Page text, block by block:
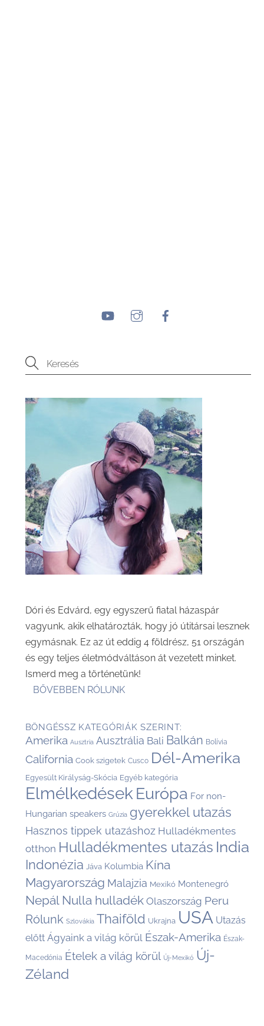
YouTubeInstagram
Dóri és Edvárd, egy egyszerű fiatal házaspár
vagyunk, akik elhatározták, hogy jó útitársai lesznek
egymásnak. Ez az út eddig 4 földrész, 51 országán
és egy teljes életmódváltáson át vezetett minket.
Ismerd meg a történetünk!
BŐVEBBEN RÓLUNK
BÖNGÉSSZ KATEGÓRIÁK SZERINT:
Amerika Ausztria Ausztrália Bali Balkán Bolívia
California Cook szigetek Cusco Dél-Amerika
Egyesült Királyság-Skócia Egyéb kategória
Elmélkedések Európa For non-
Hungarian speakers Grúzia gyerekkel utazás
Hasznos tippek utazáshoz Hulladékmentes
otthon Hulladékmentes utazás India
Indonézia Jáva Kolumbia Kína
Magyarország Malajzia Mexikó Montenegró
Nepál Nulla hulladék Olaszország Peru
Rólunk Szlovákia Thaiföld Ukrajna USA Utazás
előtt Ágyaink a világ körül Észak-Amerika Észak-
Macedónia Ételek a világ körül Új-Mexikó Új-
Zéland